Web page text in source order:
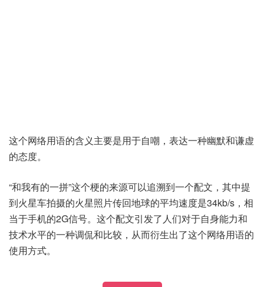
这个网络用语的含义主要是用于自嘲，表达一种幽默和谦虚
的态度。
“和我有的一拼”这个梗的来源可以追溯到一个配文，其中提
到火星车拍摄的火星照片传回地球的平均速度是34kb/s，相
当于手机的2G信号。这个配文引发了人们对于自身能力和
技术水平的一种调侃和比较，从而衍生出了这个网络用语的
使用方式。